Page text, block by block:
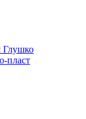
Глушко
пласт